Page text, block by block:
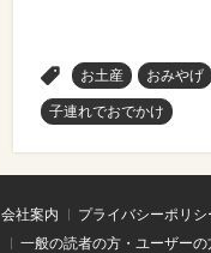
お土産 おみやげ
子連れでおでかけ
会社案内 プライバシーポリシ
一般の読者の方・ユーザー